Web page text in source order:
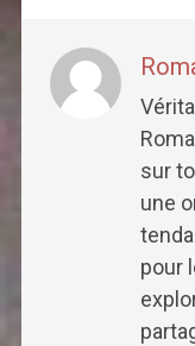
sur
une
pour